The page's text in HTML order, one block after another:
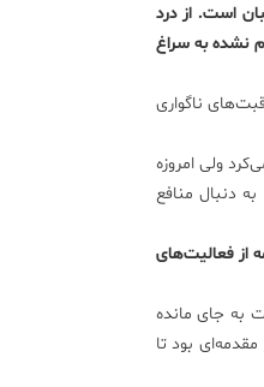
است. از درد
نشده به سراغ
ناگواری
ولی امروزه
دنبال منافع
از فعالیت‌های
به جای مانده
بود تا